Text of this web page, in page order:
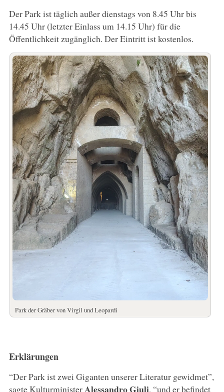
Der Park ist täglich außer dienstags von 8.45 Uhr bis
14.45 Uhr (letzter Einlass um 14.15 Uhr) für die
Öffentlichkeit zugänglich. Der Eintritt ist kostenlos.
Park der Gräber von Virgil und Leopardi
Erklärungen
“Der Park ist zwei Giganten unserer Literatur gewidmet”,
sagte KulturministerAlessandro Giuli, “und er befindet